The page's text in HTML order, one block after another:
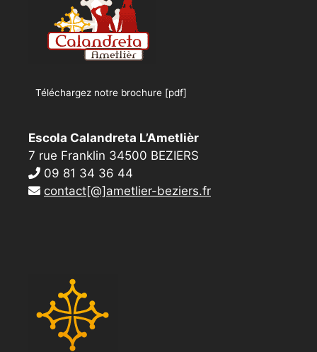
Téléchargez notre brochure [pdf]
Escola Calandreta L’Ametlièr
7 rue Franklin 34500 BEZIERS
09 81 34 36 44
contact[@]ametlier-beziers.fr